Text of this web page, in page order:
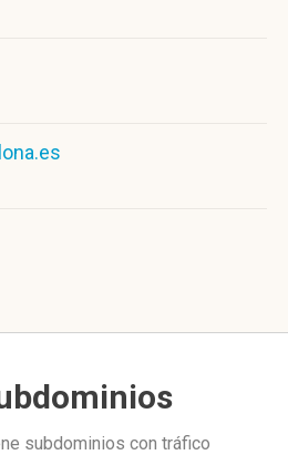
subdominios con tráfico